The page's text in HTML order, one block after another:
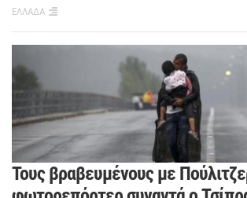
ΕΛΛΑΔΑ
Τους βραβευμένους με